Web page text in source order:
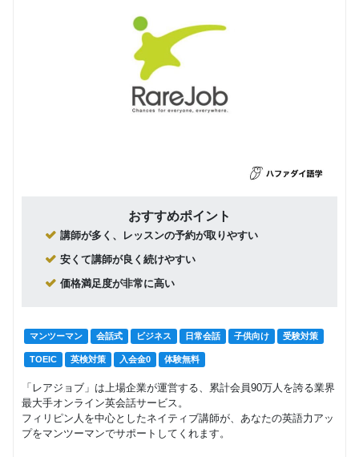
7,700円(税込) / 月
回数：4 / 1セッション60分
グループレッスン
10,076円(税込) / 月
回数：4 / 1セッション60分
おすすめポイント
講師が多く、レッスンの予約が取りやすい
安くて講師が良く続けやすい
価格満足度が非常に高い
マンツーマン 会話式 ビジネス 日常会話 子供向け 受験対策
TOEIC 英検対策 入会金0 体験無料
「レアジョブ」は上場企業が運営する、累計会員90万人を誇る業界
最大手オンライン英会話サービス。
フィリピン人を中心としたネイティブ講師が、あなたの英語力アッ
プをマンツーマンでサポートしてくれます。